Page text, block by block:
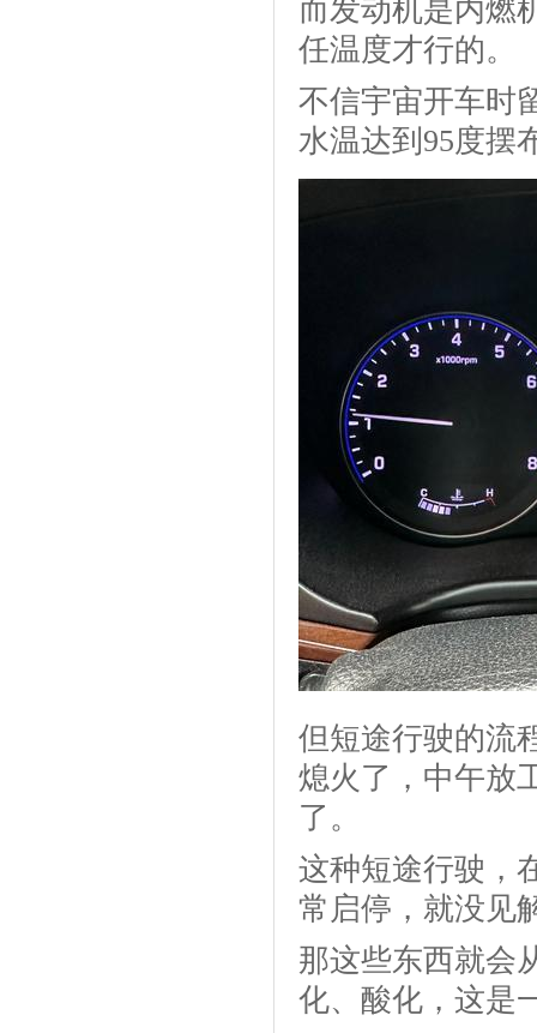
而发动机是内燃
任温度才行的。
不信宇宙开车时
水温达到95度摆
但短途行驶的流
熄火了，中午放
了。
这种短途行驶，
常启停，就没见
那这些东西就会
化、酸化，这是